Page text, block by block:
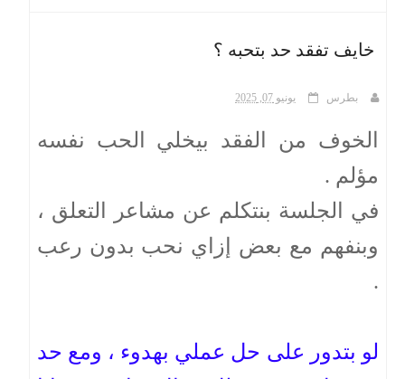
خايف تفقد حد بتحبه ؟
بطرس يونيو 07, 2025
الخوف من الفقد بيخلي الحب نفسه
مؤلم .
في الجلسة بنتكلم عن مشاعر التعلق ،
وبنفهم مع بعض إزاي نحب بدون رعب
.
لو بتدور على حل عملي بهدوء ، ومع حد